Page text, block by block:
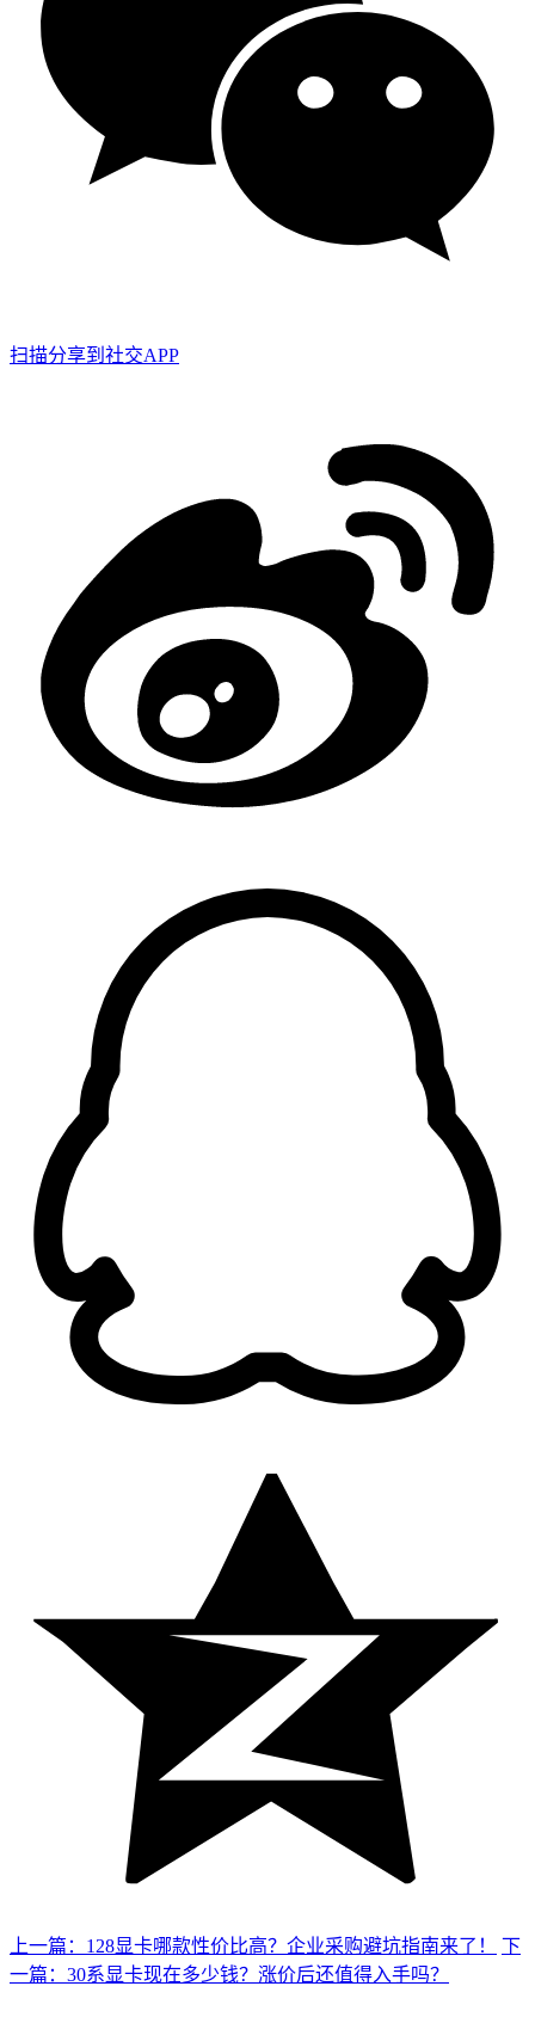
扫描分享到社交APP
上一篇：128显卡哪款性价比高？企业采购避坑指南来了！
下
一篇：30系显卡现在多少钱？涨价后还值得入手吗？